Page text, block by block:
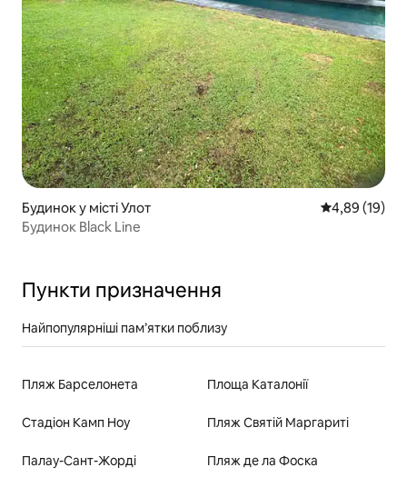
Будинок у місті Улот Середня
4,89 (19)
Будинок Black Line
Пункти призначення
Найпопулярніші пам’ятки поблизу
Пляж Барселонета Площа Каталонії
Стадіон Камп Ноу Пляж Святій Маргариті
Палау-Сант-Жорді Пляж де ла Фоска